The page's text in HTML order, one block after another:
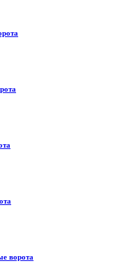
ворота